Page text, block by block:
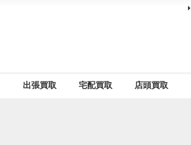
出張買取 宅配買取 店頭買取